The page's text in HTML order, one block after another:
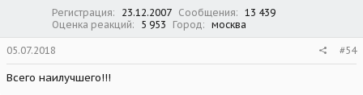
Регистрация 23.12.2007 Сообщения
13 439
Оценка реакций
5 953 Город москва
05.07.2018 #54
Всего наилучшего!!!